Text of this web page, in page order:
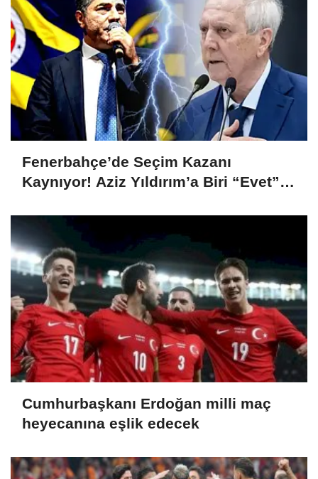
Fenerbahçe’de Seçim Kazanı
Kaynıyor! Aziz Yıldırım’a Biri “Evet”
Cumhurbaşkanı Erdoğan milli maç
heyecanına eşlik edecek